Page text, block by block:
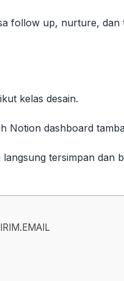
follow up, nurture,
kelas desain.
Notion dashboard
tersimpan dan